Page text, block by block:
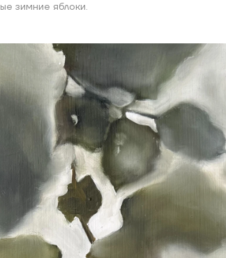
зимние яблоки.